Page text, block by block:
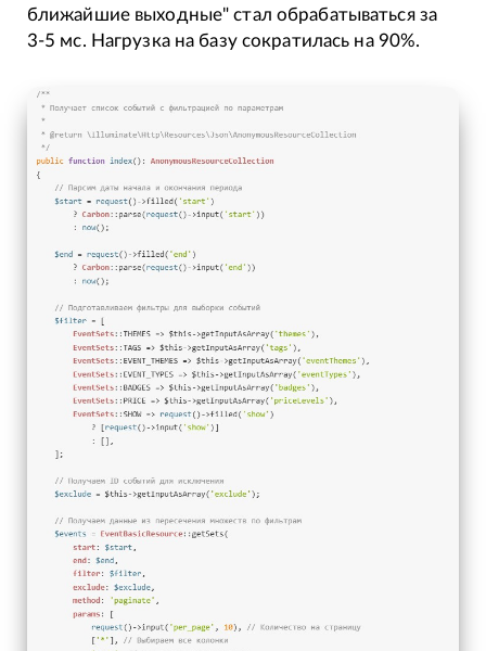
ближайшие выходные" стал обрабатываться за
3-5 мс. Нагрузка на базу сократилась на 90%.